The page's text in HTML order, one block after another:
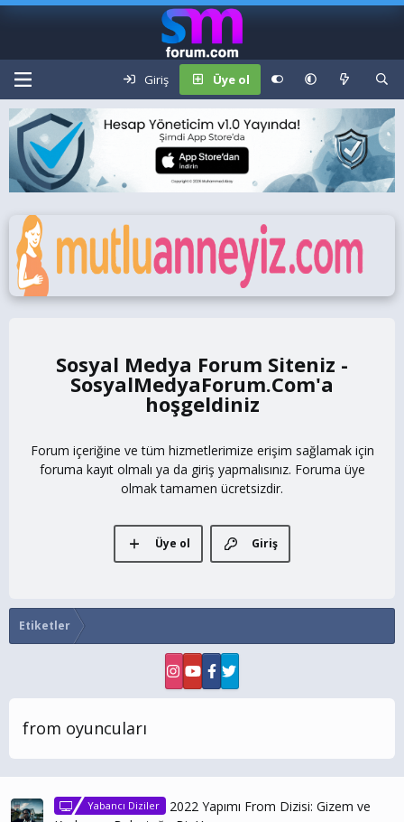
Giriş Üye ol
Sosyal Medya Forum Siteniz -
SosyalMedyaForum.Com
Forum içeriğine ve tüm hizmetlerimize erişim sağlamak için
foruma kayıt olmalı ya da giriş yapmalısınız. Foruma üye
olmak tamamen ücretsizdir.
Giriş
Üye ol
Etiketler
from oyuncuları
Yabancı Diziler
2022 Yapımı From Dizisi: Gizem ve